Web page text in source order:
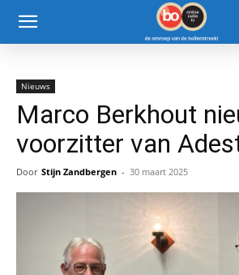
Nieuws
Marco Berkhout
voorzitter van
Door Stijn Zandbergen - 30 maart 2025